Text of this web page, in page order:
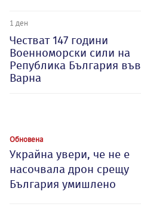
1 ден
Честват 147 години
Военноморски сили на
Република България във
Варна
Обновена
Украйна увери, че не е
насочвала дрон срещу
България умишлено